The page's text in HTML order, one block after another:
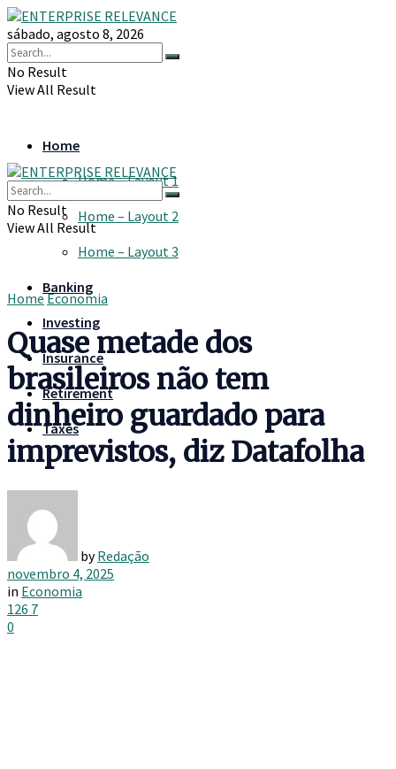
sábado, agosto 8, 2026
No Result
View All Result
Home
Home – Layout 1
Home – Layout 2
Home – Layout 3
Banking
Investing
Insurance
Retirement
Taxes
No Result
View All Result
HomeEconomia
Quase metade dos
brasileiros não tem
dinheiro guardado para
imprevistos, diz Datafolha
by Redação
novembro 4, 2025
in Economia
126 7
0